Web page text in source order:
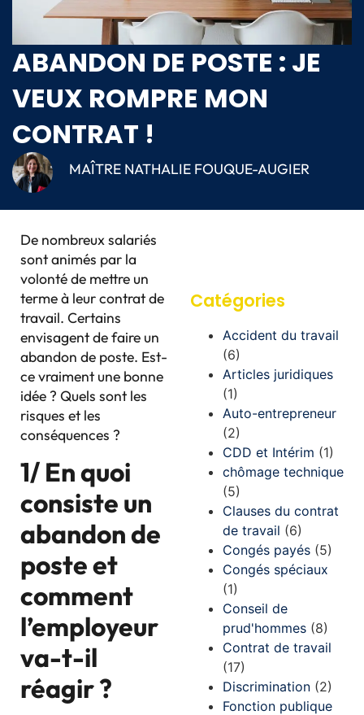
ABANDON DE POSTE : JE
VEUX ROMPRE MON
CONTRAT !
MAÎTRE NATHALIE FOUQUE-AUGIER
De nombreux salariés
sont animés par la
volonté de mettre un
terme à leur contrat de
travail. Certains
envisagent de faire un
abandon de poste. Est-
ce vraiment une bonne
idée ? Quels sont les
risques et les
conséquences ?
1/ En quoi
consiste un
abandon de
poste et
comment
l’employeur
va-t-il
réagir ?
Catégories
Accident du travail
(6)
Articles juridiques
(1)
Auto-entrepreneur
(2)
CDD et Intérim (1)
chômage technique
(5)
Clauses du contrat
de travail (6)
Congés payés (5)
Congés spéciaux
(1)
Conseil de
prud'hommes (8)
Contrat de travail
(17)
Discrimination (2)
Fonction publique